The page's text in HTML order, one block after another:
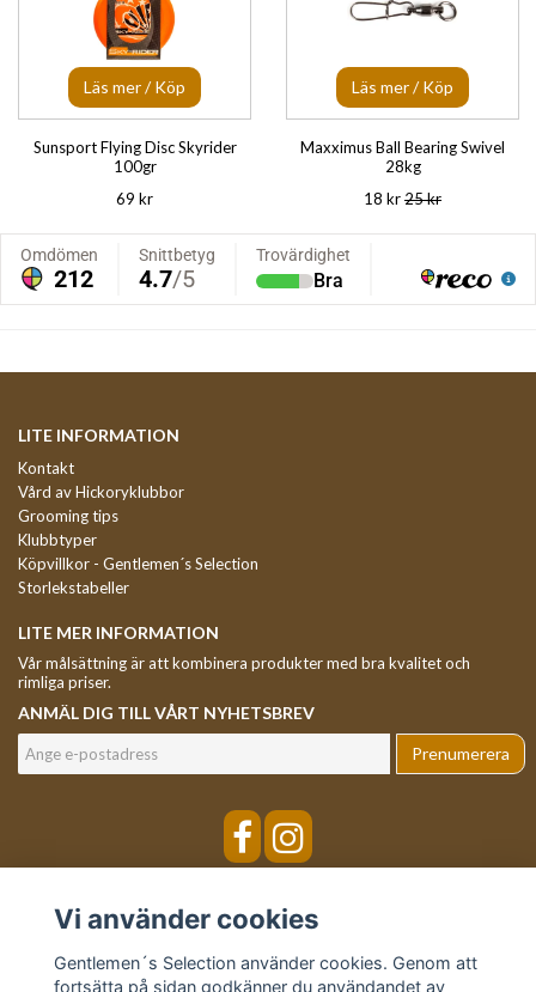
Läs mer / Köp
Sunsport Flying Disc Skyrider
100gr
69 kr
Läs mer / Köp
Maxximus Ball Bearing Swivel
28kg
18 kr25 kr
LITE INFORMATION
Kontakt
Vård av Hickoryklubbor
Grooming tips
Klubbtyper
Köpvillkor - Gentlemen´s Selection
Storlekstabeller
LITE MER INFORMATION
Vår målsättning är att kombinera produkter med bra kvalitet och
rimliga priser.
ANMÄL DIG TILL VÅRT NYHETSBREV
Prenumerera
Vi använder cookies
Gentlemen´s Selection använder cookies. Genom att
fortsätta på sidan godkänner du användandet av